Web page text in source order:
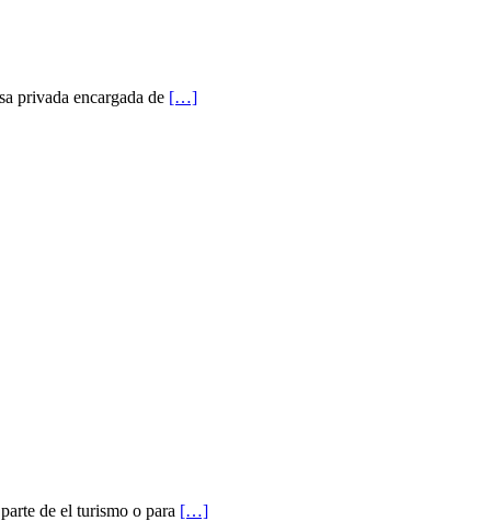
privada encargada de […]
de el turismo o para […]